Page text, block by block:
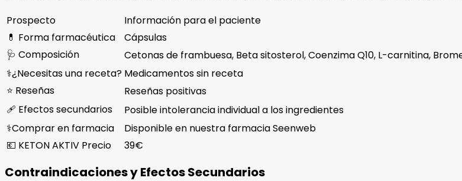
Prospecto
Información para el paciente
💊 Forma farmacéutica
Cápsulas
🩺 Composición
Cetonas de frambuesa, Beta sitosterol, Coenzima Q10, L-carnitina,
⚕️¿Necesitas una receta? Medicamentos sin receta
⭐ Reseñas
Reseñas positivas
🩹 Efectos secundarios
Posible intolerancia individual a los ingredientes
⚕️Comprar en farmacia
Disponible en nuestra farmacia Seenweb
💶 KETON AKTIV Precio
39€
Contraindicaciones y Efectos Secundarios